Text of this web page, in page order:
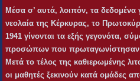
Μέσα σ’ αυτά, λοιπόν, τα δεδομένα
νεολαία της Κέρκυρας, το
1941 γίνονται τα εξής γεγονότα,
προσώπων που πρωταγωνίστησαν
Μετά το τέλος της καθιερωμένης
οι μαθητές ξεκινούν κατά ομάδες